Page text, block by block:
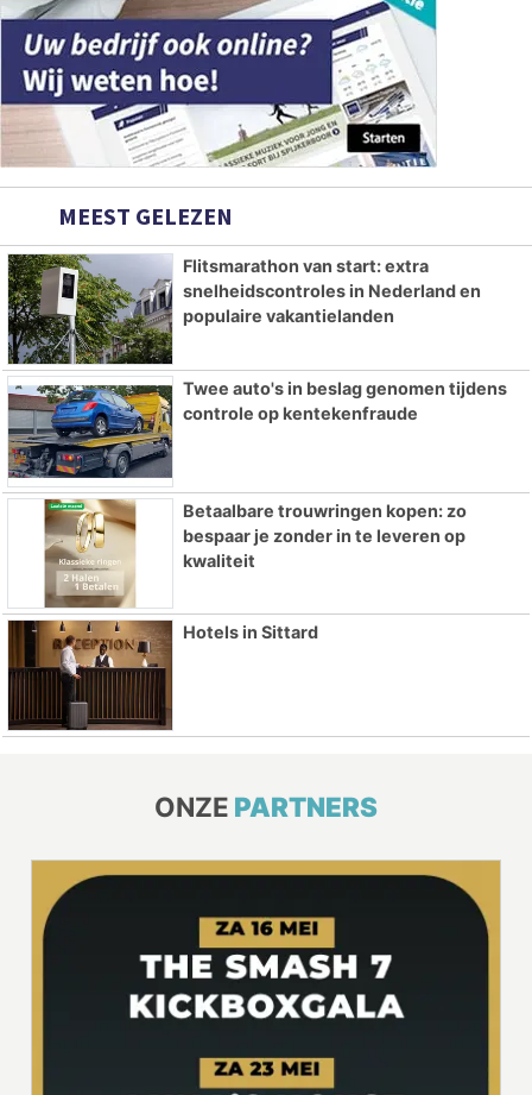
MEEST GELEZEN
Flitsmarathon van start: extra
snelheidscontroles in Nederland en
populaire vakantielanden
Twee auto's in beslag genomen tijdens
controle op kentekenfraude
Betaalbare trouwringen kopen: zo
bespaar je zonder in te leveren op
kwaliteit
Hotels in Sittard
ONZE PARTNERS